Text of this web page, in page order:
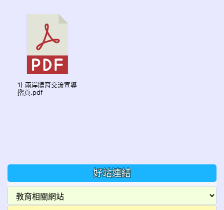
1) 兩岸體育交流宣導
摺頁.pdf
好站連結